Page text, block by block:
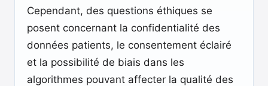
Cependant, des questions éthiques se
posent concernant la confidentialité des
données patients, le consentement éclairé
et la possibilité de biais dans les
algorithmes pouvant affecter la qualité des